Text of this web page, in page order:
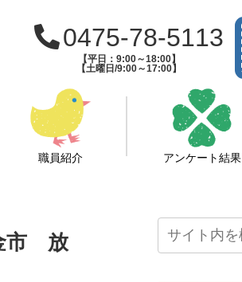
0475-78-5113
【平日：9:00～18:00】
【土曜日/9:00～17:00】
職員紹介 アンケート結果
市 放